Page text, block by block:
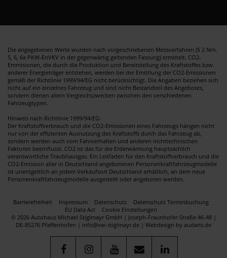
Die angegebenen Werte wurden nach vorgeschriebenen Messverfahren (§ 2 Nrn.
5, 6, 6a PKW-EnVKV in der gegenwärtig geltenden Fassung) ermittelt. CO2-
Emmisionen, die durch die Produktion und Bereitstellung des Kraftstoffes bzw.
anderer Energieträger entstehen, werden bei der Emittlung der CO2-Emissionen
gemäß der Richtlinie 1999/94/EG nicht berücksichtigt. Die Angaben beziehen sich
nicht auf ein einzelnes Fahrzeug und sind nicht Bestandteil des Angebotes,
sondern dienen allein Vergleichszwecken zwischen den verschiedenen
Fahrzeugtypen.
Hinweis nach Richtlinie 1999/94/EG:
Der Kraftstoffverbrauch und die CO2-Emissionen eines Fahrzeugs hängen nicht
nur von der effizienten Ausnutzung des Kraftstoffs durch das Fahrzeug ab,
sondern werden auch vom Fahrverhalten und anderen nichttechnischen
Faktoren beeinflusst. CO2 ist das für die Erderwärmung hauptsächlich
verantwortliche Traubhausgas. Ein Leitfaden für den Kraftstoffverbrauch und die
CO2-Emission aller in Deutschland angebotenen Personenkraftfahrzeugmodelle
ist unentgeltlich an jedem Verkaufsort Deutschland erhältlich, an dem neue
Personenkraftfahrzeugmodelle ausgestellt oder angeboten werden.
Barrierefreiheit Impressum Datenschutz
Datenschutz Terminbuchung
EU Data Act
Cookie Einstellungen
© 2026 Autohaus Michael Stiglmayr GmbH | Joseph-Fraunhofer-Straße 46-48 |
DE-85276 Pfaffenhofen | info@vw-stiglmayr.de | Webdesign by audaris.de